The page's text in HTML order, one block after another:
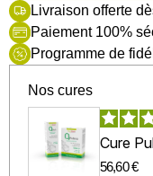
Livraison offerte
Paiement 100%
Programme de
Nos cures
Cure
56,60 €